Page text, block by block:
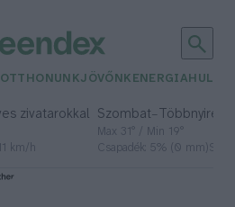
OTTHONUNKJÖVŐNK ENERGIA
zivatarokkal
km/h
Szombat– Többnyire
Max 31° / Min 19°
Csapadék: 5% (0 mm)